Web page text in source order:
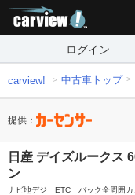
ログイン
carview! 中古車トップ
提供：
日産 デイズルークス
ン
ナビ地デジ ETC バック全周囲カ